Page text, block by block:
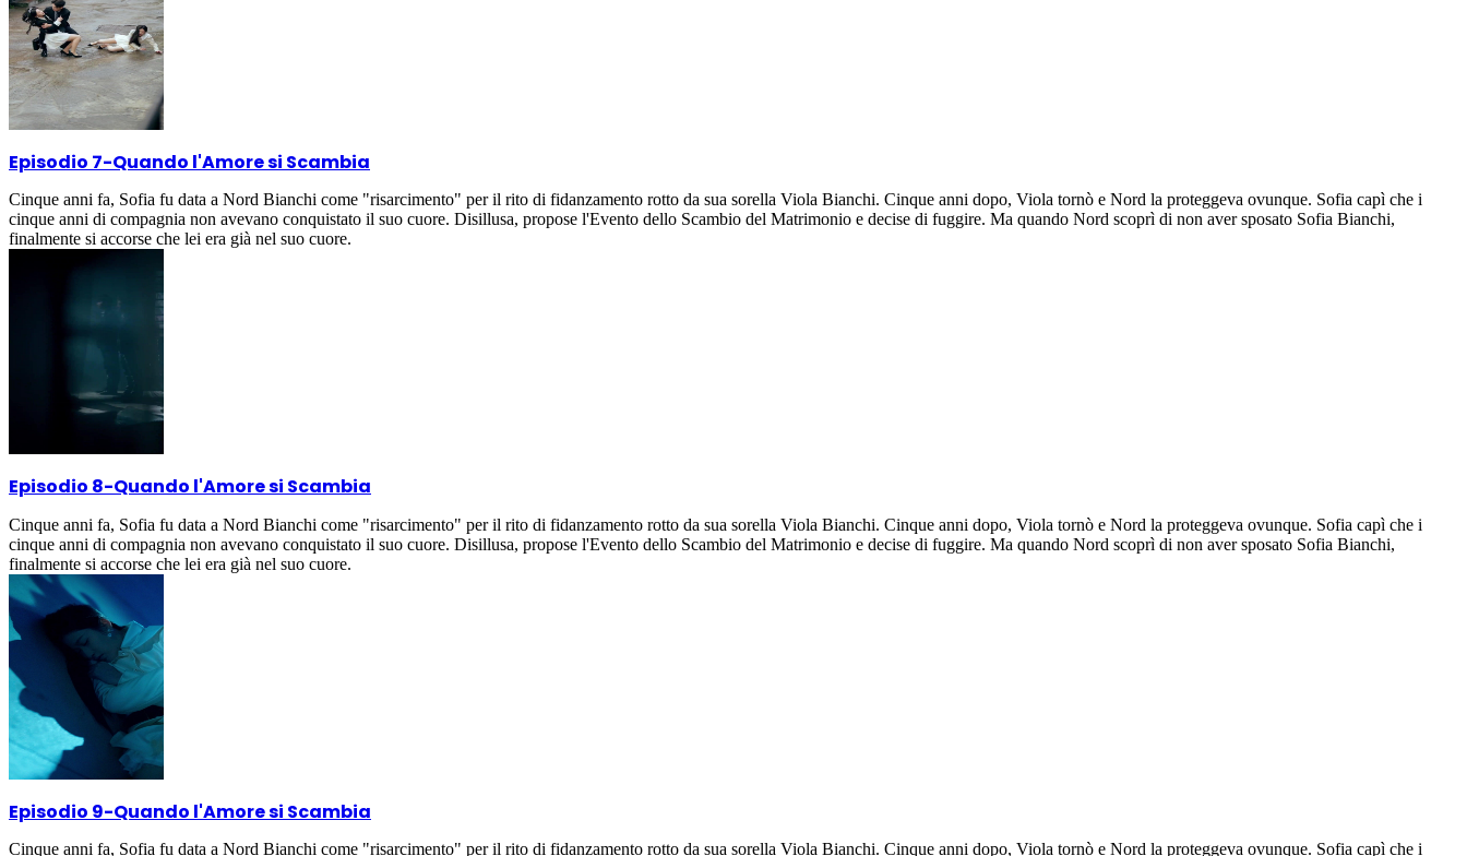
Episodio 7-Quando l'Amore si Scambia
Cinque anni fa, Sofia fu data a Nord Bianchi come "risarcimento" per il rito di fidanzamento rotto da sua sorella Viola Bianchi. Cinque anni dopo, Viola tornò e Nord la proteggeva ovunque. Sofia capì che i
cinque anni di compagnia non avevano conquistato il suo cuore. Disillusa, propose l'Evento dello Scambio del Matrimonio e decise di fuggire. Ma quando Nord scoprì di non aver sposato Sofia Bianchi,
finalmente si accorse che lei era già nel suo cuore.
Episodio 8-Quando l'Amore si Scambia
Cinque anni fa, Sofia fu data a Nord Bianchi come "risarcimento" per il rito di fidanzamento rotto da sua sorella Viola Bianchi. Cinque anni dopo, Viola tornò e Nord la proteggeva ovunque. Sofia capì che i
cinque anni di compagnia non avevano conquistato il suo cuore. Disillusa, propose l'Evento dello Scambio del Matrimonio e decise di fuggire. Ma quando Nord scoprì di non aver sposato Sofia Bianchi,
finalmente si accorse che lei era già nel suo cuore.
Episodio 9-Quando l'Amore si Scambia
Cinque anni fa, Sofia fu data a Nord Bianchi come "risarcimento" per il rito di fidanzamento rotto da sua sorella Viola Bianchi. Cinque anni dopo, Viola tornò e Nord la proteggeva ovunque. Sofia capì che i